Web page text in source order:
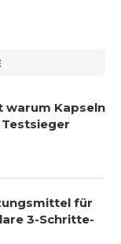
warum Kapseln
für
3-Schritte-